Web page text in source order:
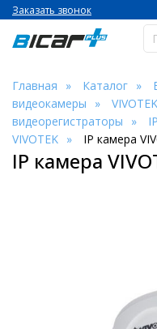
Заказать звонок
Главная Каталог
видеокамеры
видеорегистраторы
VIVOTEK
IP камера
IP камера